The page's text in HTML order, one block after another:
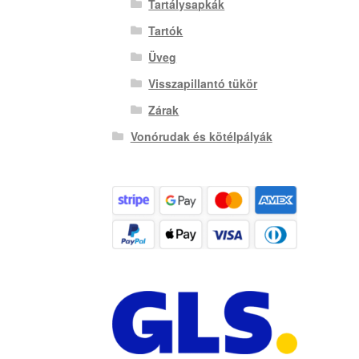
Tartálysapkák
Tartók
Üveg
Visszapillantó tükör
Zárak
Vonórudak és kötélpályák